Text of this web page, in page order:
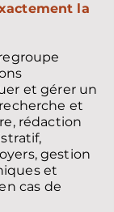
la
et gérer un
et
rédaction
gestion
et
cas de